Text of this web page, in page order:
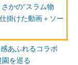
かの“スラム物
掛けた動画＋ソー
あふれるコラボ
を巡る